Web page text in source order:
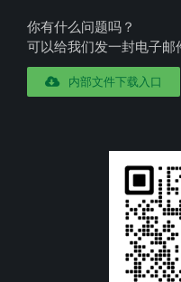
你有什么问题吗？
可以给我们发一封电子邮
内部文件下载入口